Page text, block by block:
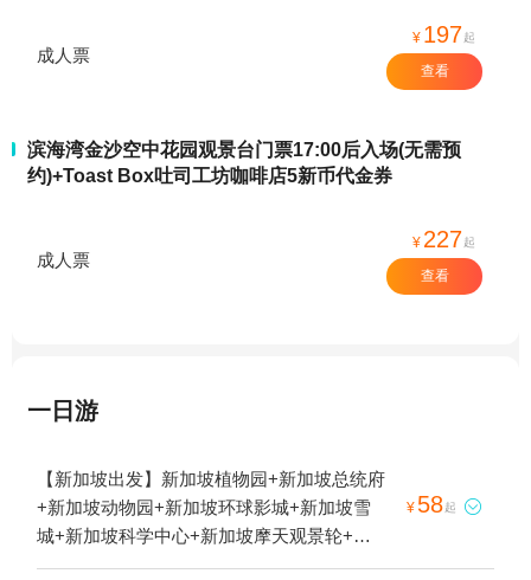
成人票
¥ 197起
查看
滨海湾金沙空中花园观景台门票17:00后入场(无需预
约)+Toast Box吐司工坊咖啡店5新币代金券
成人票
¥ 227起
查看
一日游
【新加坡出发】新加坡植物园+新加坡总统府
+新加坡动物园+新加坡环球影城+新加坡雪
城+新加坡科学中心+新加坡摩天观景轮+新
加坡滨海湾花园+滨海湾金沙空中花园观景台
¥ 58起 